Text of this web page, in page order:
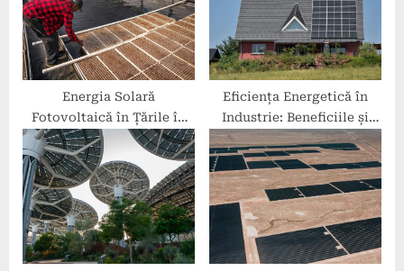
Energia Solară
Fotovoltaică în Țările în
Dezvoltare
Eficiența Energetică în
Industrie: Beneficiile și
Avantajele Panourilor
Fotovoltaice